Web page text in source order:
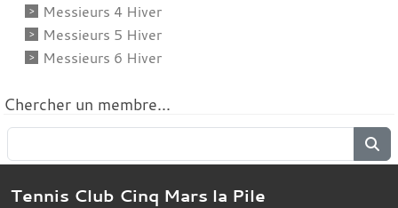
Messieurs 4 Hiver
Messieurs 5 Hiver
Messieurs 6 Hiver
Chercher un membre...
Tennis Club Cinq Mars la Pile